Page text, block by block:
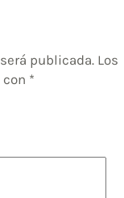
publicada. Los
*